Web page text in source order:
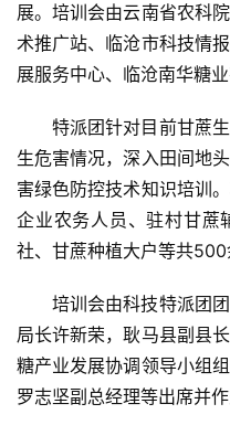
展。培训会由云南省农科
术推广站、临沧市科技情
展服务中心、临沧南华糖业
特派团针对目前甘蔗
生危害情况，深入田间地
害绿色防控技术知识培训
企业农务人员、驻村甘蔗
社、甘蔗种植大户等共500
培训会由科技特派团
局长许新荣，耿马县副县
糖产业发展协调领导小组
罗志坚副总经理等出席并作